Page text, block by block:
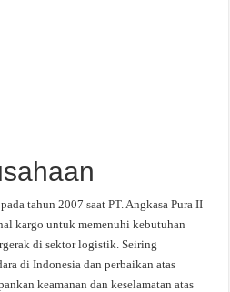
tahun 2007 saat PT. Angkasa Pura II
kargo untuk memenuhi kebutuhan
di sektor logistik. Seiring
di Indonesia dan perbaikan atas
keamanan dan keselamatan atas